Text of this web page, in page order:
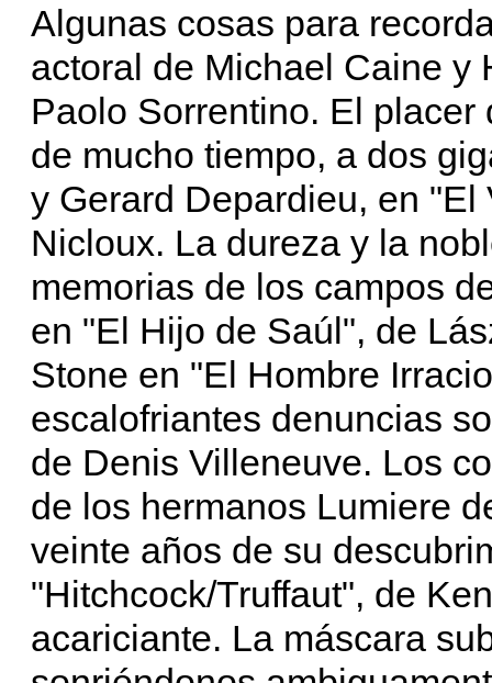
Algunas cosas para
actoral de Michael Caine y
Paolo Sorrentino. El
de mucho tiempo, a dos
y Gerard Depardieu, en
Nicloux. La dureza y la
memorias de los campos
en "El Hijo de Saúl", de
Stone en "El Hombre
escalofriantes denuncias
de Denis Villeneuve. Los
de los hermanos Lumiere
veinte años de su
"Hitchcock/Truffaut", de
acariciante. La máscara